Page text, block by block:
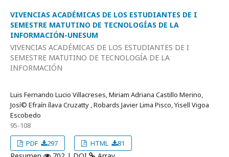
VIVENCIAS ACADÉMICAS DE LOS ESTUDIANTES DE I
SEMESTRE MATUTINO DE TECNOLOGÍAS DE LA
INFORMACIÓN-UNESUM
VIVENCIAS ACADÉMICAS DE LOS ESTUDIANTES DE I
SEMESTRE MATUTINO DE TECNOLOGÍA DE LA
INFORMACIÓN
Luis Fernando Lucio Villacreses, Miriam Adriana Castillo Merino,
Josí© Efraí­n ílava Cruzatty , Robards Javier Lima Pisco, Yisell Vigoa
Escobedo
95-108
PDF
297 HTML 81